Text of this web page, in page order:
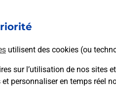
utilisent des cookies (ou
sur l’utilisation de nos sites
personnaliser en temps réel
l’extérieur de votre domicile